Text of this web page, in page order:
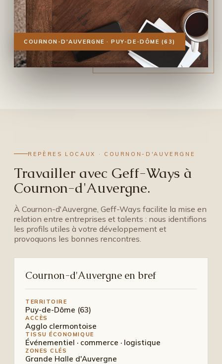
COURNON-D'AUVERGNE · PUY-DE-DÔME (63)
REPÈRES LOCAUX · COURNON-D'AUVERGNE
Travailler avec Geff-Ways à
Cournon-d'Auvergne.
À Cournon-d'Auvergne, Geff-Ways facilite la mise en
relation entre entreprises et talents : nous identifions
les profils utiles à votre développement et
provoquons les bonnes rencontres.
Cournon-d'Auvergne en bref
TERRITOIRE
Puy-de-Dôme (63)
ACCÈS
Agglo clermontoise
TISSU ÉCONOMIQUE
Événementiel · commerce · logistique
ZONES CLÉS
Grande Halle d'Auvergne